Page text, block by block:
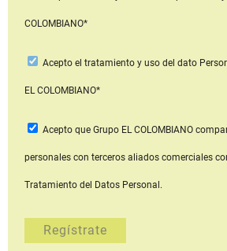
COLOMBIANO*
Acepto el tratamiento y uso del dato
EL COLOMBIANO*
Acepto que Grupo EL COLOMBIANO
personales con terceros aliados comerciales
Tratamiento del Datos Personal.